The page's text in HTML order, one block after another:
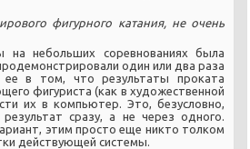
фигурного катания, не очень
на небольших соревнованиях была
один или два раза
ее в том, что результаты проката
фигуриста (как в художественной
их в компьютер. Это, безусловно,
сразу, а не через одного.
этим просто еще никто толком
действующей системы.